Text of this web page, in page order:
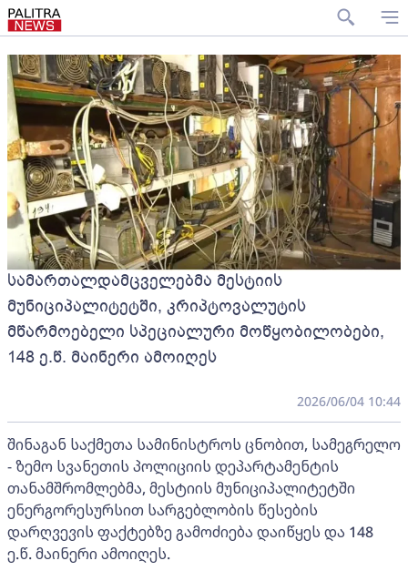
სამართალდამცველებმა მესტიის
მუნიციპალიტეტში, კრიპტოვალუტის
მწარმოებელი სპეციალური მოწყობილობები,
148 ე.წ. მაინერი ამოიღეს
2026/06/04 10:44
შინაგან საქმეთა სამინისტროს ცნობით, სამეგრელო
- ზემო სვანეთის პოლიციის დეპარტამენტის
თანამშრომლებმა, მესტიის მუნიციპალიტეტში
ენერგორესურსით სარგებლობის წესების
დარღვევის ფაქტებზე გამოძიება დაიწყეს და 148
ე.წ. მაინერი ამოიღეს.